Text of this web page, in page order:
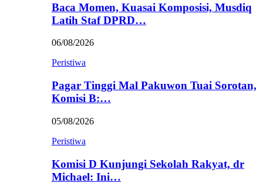
Baca Momen, Kuasai Komposisi, Musdiq
Latih Staf DPRD…
06/08/2026
Peristiwa
Pagar Tinggi Mal Pakuwon Tuai Sorotan,
Komisi B:…
05/08/2026
Peristiwa
Komisi D Kunjungi Sekolah Rakyat, dr
Michael: Ini…